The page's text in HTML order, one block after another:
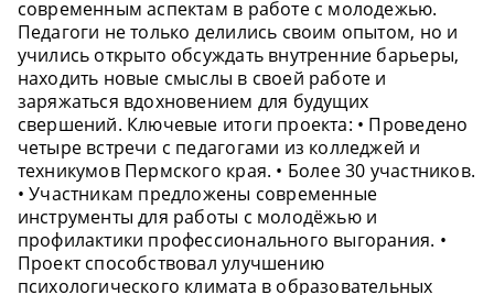
современным аспектам в работе с молодежью.
Педагоги не только делились своим опытом, но и
учились открыто обсуждать внутренние барьеры,
находить новые смыслы в своей работе и
заряжаться вдохновением для будущих
свершений. Ключевые итоги проекта: • Проведено
четыре встречи с педагогами из колледжей и
техникумов Пермского края. • Более 30 участников.
• Участникам предложены современные
инструменты для работы с молодёжью и
профилактики профессионального выгорания. •
Проект способствовал улучшению
психологического климата в образовательных